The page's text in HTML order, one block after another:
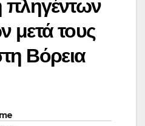
πληγέντων
μετά τους
Βόρεια